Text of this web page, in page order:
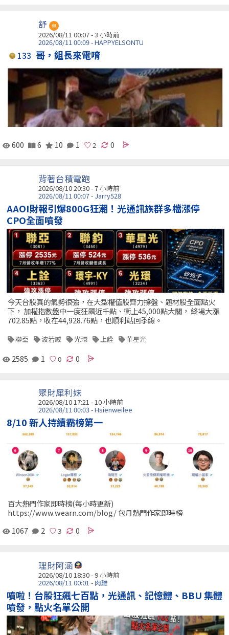
舒 包
2026/08/11 00:07 -3 小時前
2026/08/11 00:09 - HAPPYELSONTU
133 哥，組長來電唷
600 6 10 1 0
背著台積電跑
2026/08/10 20:30 - 7 小時前
2026/08/11 00:07 - Jarry528
AAOI財報引爆800G狂潮！光通訊族群多檔漲停
CPO全面噴發
今天台股真的氣勢很強，在大型權值股齊力撐盤、題材股全面點火
下， 加權指數盤中一度狂飆近千點、衝上45,000點大關， 終場大漲
702.85點，收在44,928.76點，也順利站回季線。
聯亞 波若威 光環 上詮 華星光
2585 1 0
聚財犀利妹
2026/08/10 17:21 - 10 小時前
2026/08/11 00:03 - Hsienweilee
8/10 新人持續霸榜第一
百大熱門作家即時榜(每小時更新)
https://www.wearn.com/blog/ 包月熱門作家即時榜
1067
2 0
理財阿涵
2026/08/10 18:30 -9 小時前
2026/08/11 00:01 - 肉雞
噴啦！台股狂飆七百點，光通訊、記憶體、BBU 集體
噴發，點火名單公開